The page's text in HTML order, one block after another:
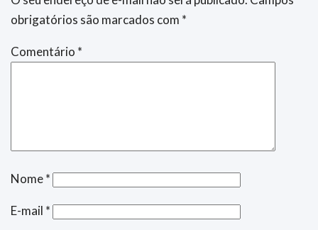
obrigatórios são marcados com *
Comentário *
Nome*
E-mail *